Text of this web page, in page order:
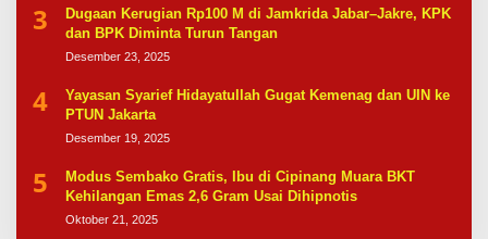
3
Dugaan Kerugian Rp100 M di Jamkrida Jabar–Jakre, KPK
dan BPK Diminta Turun Tangan
Desember 23, 2025
4
Yayasan Syarief Hidayatullah Gugat Kemenag dan UIN ke
PTUN Jakarta
Desember 19, 2025
5
Modus Sembako Gratis, Ibu di Cipinang Muara BKT
Kehilangan Emas 2,6 Gram Usai Dihipnotis
Oktober 21, 2025